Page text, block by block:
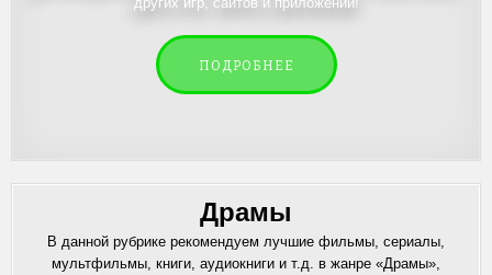
других игр, сайтов и приложений!
ПОДРОБНЕЕ
Драмы
В данной рубрике рекомендуем лучшие фильмы, сериалы,
мультфильмы, книги, аудиокниги и т.д. в жанре «Драмы»,